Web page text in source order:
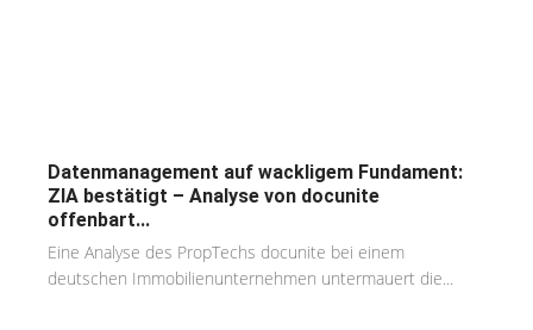
Datenmanagement auf wackligem Fundament:
ZIA bestätigt – Analyse von docunite
offenbart...
Eine Analyse des PropTechs docunite bei einem
deutschen Immobilienunternehmen untermauert die...